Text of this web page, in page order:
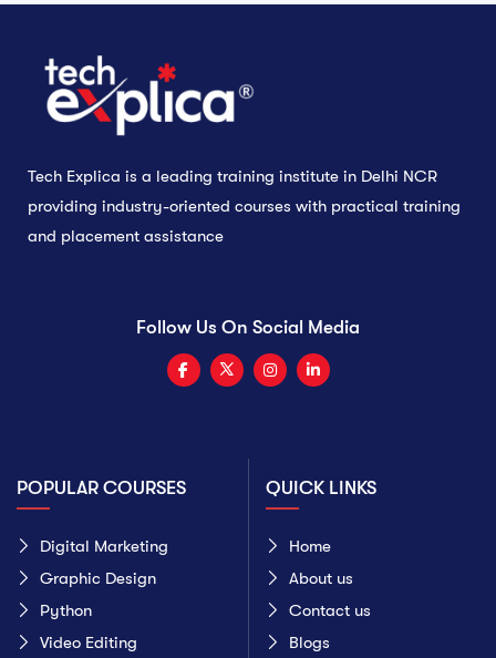
Tech Explica is a leading training institute in Delhi NCR
providing industry-oriented courses with practical training
and placement assistance
Follow Us On Social Media
POPULAR COURSES
Digital Marketing
Graphic Design
Python
Video Editing
QUICK LINKS
Home
About us
Contact us
Blogs